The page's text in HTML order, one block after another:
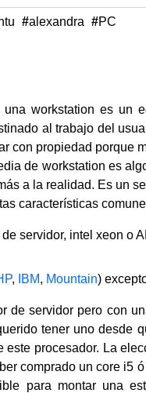
#alexandra #PC
una workstation es un
al trabajo del
con propiedad porque
de workstation es
a la realidad. Es un
características
servidor, intel xeon o
, IBM, Mountain)
de servidor pero con
tener uno desde
este procesador. La
comprado un core i5
para montar una